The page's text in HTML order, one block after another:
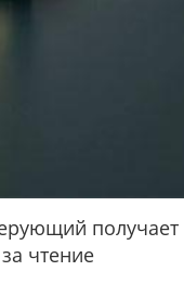
получает
чтение